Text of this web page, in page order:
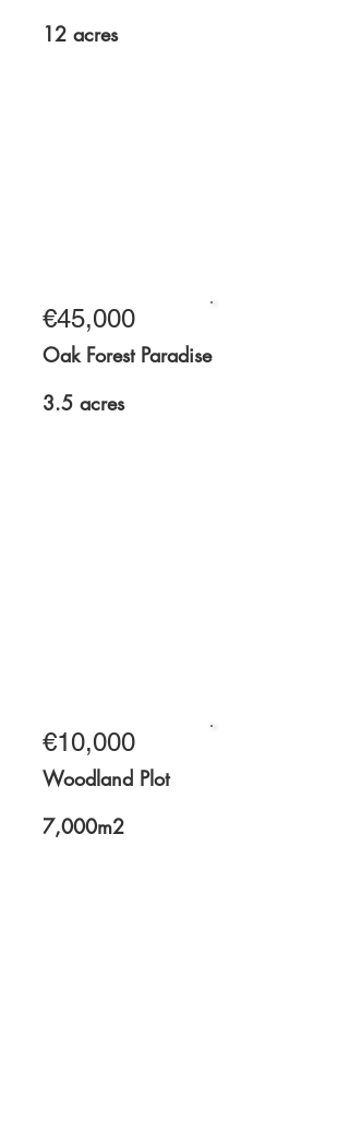
12 acres
€45,000
Oak Forest Paradise
3.5 acres
€10,000
Woodland Plot
7,000m2